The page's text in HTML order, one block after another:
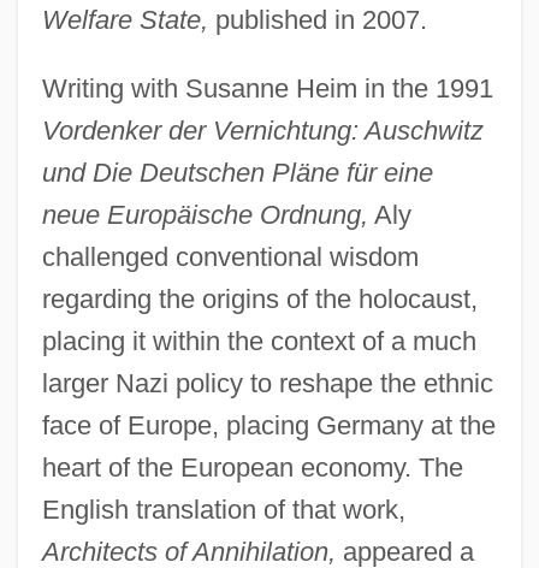
Welfare State, published in 2007.
Writing with Susanne Heim in the 1991
Vordenker der Vernichtung: Auschwitz
und Die Deutschen Pläne für eine
neue Europäische Ordnung, Aly
challenged conventional wisdom
regarding the origins of the holocaust,
placing it within the context of a much
larger Nazi policy to reshape the ethnic
face of Europe, placing Germany at the
heart of the European economy. The
English translation of that work,
Architects of Annihilation, appeared a